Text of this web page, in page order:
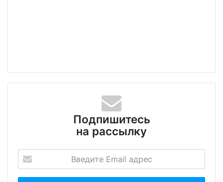
Подпишитесь
на рассылку